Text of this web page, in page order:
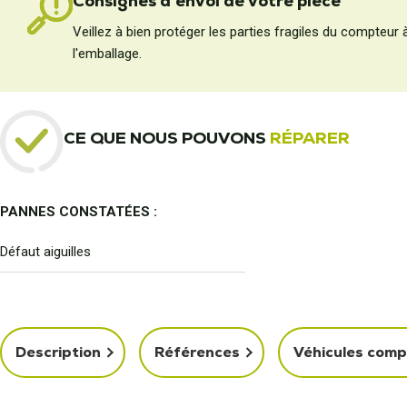
Veillez à bien protéger les parties fragiles du compteur
l'emballage.
CE QUE NOUS POUVONS RÉPARER
PANNES CONSTATÉES :
Défaut aiguilles
Description Références Véhicules